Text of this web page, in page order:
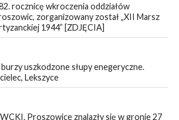
rocznicę wkroczenia oddziałów
zorganizowany został „XII Marsz
1944” [ZDJĘCIA]
uszkodzone słupy enegeryczne.
Lekszyce
Proszowice znalazły się w gronie 27